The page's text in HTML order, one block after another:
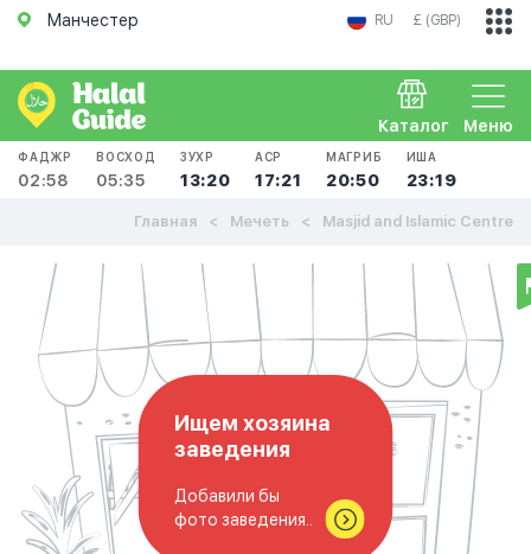
Манчестер RU £ (GBP)
Меню
Каталог
ФАДЖР
02:58
ВОСХОД
05:35
ЗУХР
13:20
АСР
17:21
МАГРИБ
20:50
ИША
23:19
Главная Мечеть Masjid and Islamic Centre
Ищем хозяина
заведения
Добавили бы
фото заведения..